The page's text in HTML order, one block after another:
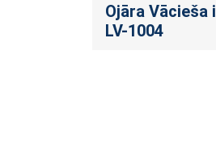
Ojāra Vācieša
LV-1004